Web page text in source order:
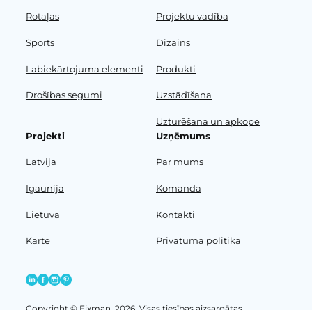
Rotaļas
Sports
Labiekārtojuma elementi
Drošības segumi
Projektu vadība
Dizains
Produkti
Uzstādīšana
Uzturēšana un apkope
Projekti
Latvija
Igaunija
Lietuva
Karte
Uzņēmums
Par mums
Komanda
Kontakti
Privātuma politika